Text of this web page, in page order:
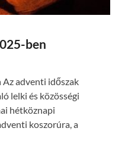
ben
adventi időszak
lelki és közösségi
hétköznapi
koszorúra, a